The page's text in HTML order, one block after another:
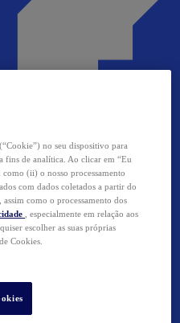
no seu dispositivo para
fins de analítica. Ao clicar em “Eu
(ii) o nosso processamento
com dados coletados a partir do
como o processamento dos
, especialmente em relação aos
escolher as suas próprias
Cookies.